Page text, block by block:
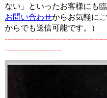
ない」といったお客様にも
お問い合わせからお気軽に
からでも送信可能です。）
-----------------------